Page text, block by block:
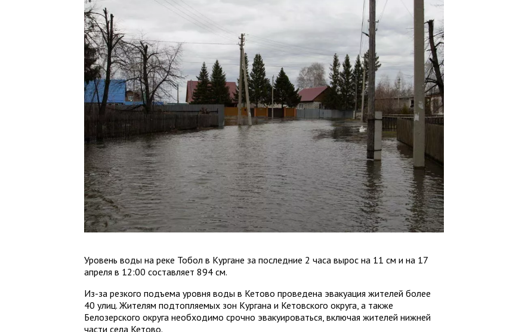
Уровень воды на реке Тобол в Кургане за последние 2 часа вырос на 11 см и на 17
апреля в 12:00 составляет 894 см.
Из-за резкого подъема уровня воды в Кетово проведена эвакуация жителей более
40 улиц. Жителям подтопляемых зон Кургана и Кетовского округа, а также
Белозерского округа необходимо срочно эвакуироваться, включая жителей нижней
части села Кетово.